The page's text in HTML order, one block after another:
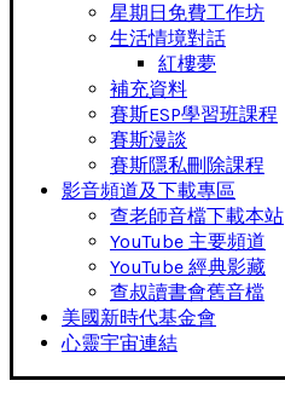
星期日免費工作坊
生活情境對話
紅樓夢
補充資料
賽斯ESP學習班課程
賽斯漫談
賽斯隱私刪除課程
影音頻道及下載專區
查老師音檔下載本站
YouTube 主要頻道
YouTube 經典影藏
查叔讀書會舊音檔
美國新時代基金會
心靈宇宙連結